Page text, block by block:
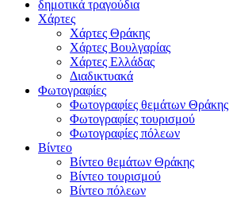
δημοτικά τραγούδια
Χάρτες
Χάρτες Θράκης
Χάρτες Βουλγαρίας
Χάρτες Ελλάδας
Διαδικτυακά
Φωτογραφίες
Φωτογραφίες θεμάτων Θράκης
Φωτογραφίες τουρισμού
Φωτογραφίες πόλεων
Βίντεο
Βίντεο θεμάτων Θράκης
Βίντεο τουρισμού
Βίντεο πόλεων